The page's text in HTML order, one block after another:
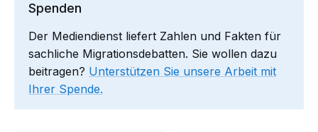
Spenden
Der Mediendienst liefert Zahlen und Fakten für
sachliche Migrationsdebatten. Sie wollen dazu
beitragen? Unterstützen Sie unsere Arbeit mit
Ihrer Spende.